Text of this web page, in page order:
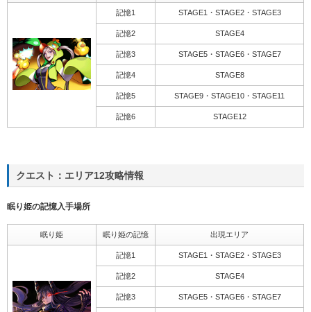
記憶1 STAGE1・STAGE2・STAGE3
記憶2 STAGE4
記憶3 STAGE5・STAGE6・STAGE7
記憶4 STAGE8
記憶5 STAGE9・STAGE10・STAGE11
記憶6 STAGE12
クエスト：エリア12攻略情報
眠り姫の記憶入手場所
眠り姫 眠り姫の記憶 出現エリア
記憶1 STAGE1・STAGE2・STAGE3
記憶2 STAGE4
記憶3 STAGE5・STAGE6・STAGE7